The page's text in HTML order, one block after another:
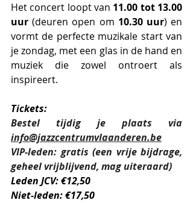
Het concert loopt van 11.00 tot 13.00
uur (deuren open om 10.30 uur) en
vormt de perfecte muzikale start van
je zondag, met een glas in de hand en
muziek die zowel ontroert als
inspireert.
Tickets:
info@jazzcentrumvlaanderen.be
VIP-leden: gratis (een vrije bijdrage,
geheel vrijblijvend, mag uiteraard)
Leden JCV: €12,50
Niet-leden: €17,50